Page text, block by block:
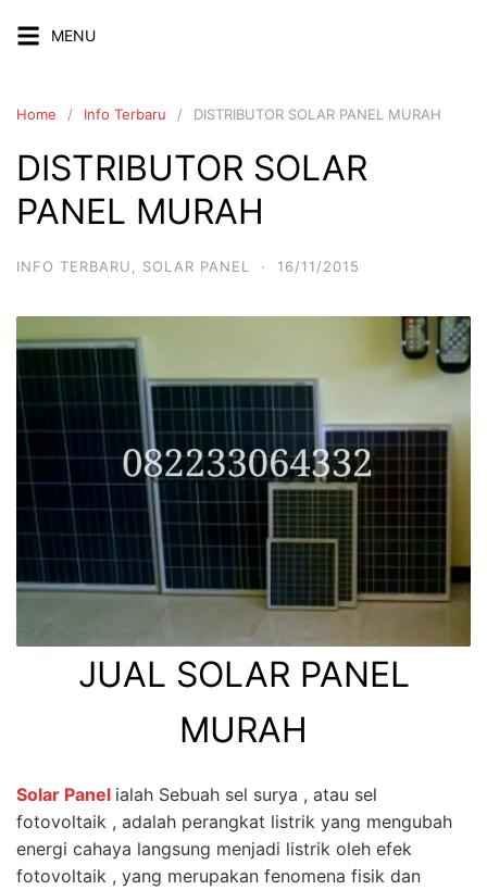
MENU
Home Info Terbaru DISTRIBUTOR SOLAR PANEL MURAH
DISTRIBUTOR SOLAR
PANEL MURAH
INFO TERBARU SOLAR PANEL · 16/11/2015
JUAL SOLAR PANEL
MURAH
Solar Panel ialah Sebuah sel surya , atau sel
fotovoltaik , adalah perangkat listrik yang mengubah
energi cahaya langsung menjadi listrik oleh efek
fotovoltaik , yang merupakan fenomena fisik dan